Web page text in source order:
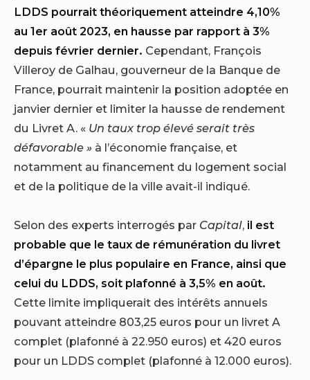
LDDS pourrait théoriquement atteindre 4,10%
au 1er août 2023, en hausse par rapport à 3%
depuis février dernier. Cependant, François
Villeroy de Galhau, gouverneur de la Banque de
France, pourrait maintenir la position adoptée en
janvier dernier et limiter la hausse de rendement
du Livret A. « Un taux trop élevé serait très
défavorable » à l’économie française, et
notamment au financement du logement social
et de la politique de la ville avait-il indiqué.
Selon des experts interrogés par Capital, il est
probable que le taux de rémunération du livret
d’épargne le plus populaire en France, ainsi que
celui du LDDS, soit plafonné à 3,5% en août.
Cette limite impliquerait des intérêts annuels
pouvant atteindre 803,25 euros pour un livret A
complet (plafonné à 22.950 euros) et 420 euros
pour un LDDS complet (plafonné à 12.000 euros).